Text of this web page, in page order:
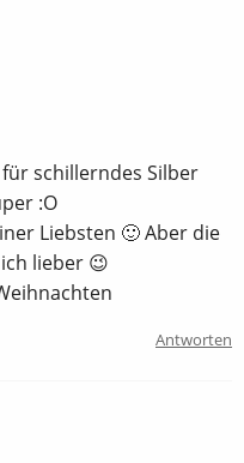
schillerndes Silber
:O
Liebsten 🙂 Aber die
lieber 😉
Antworten